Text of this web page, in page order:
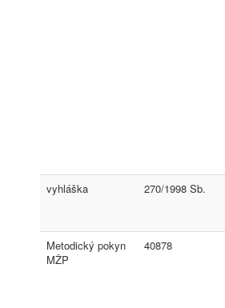
vyhláška
270/1998 Sb.
Metodický pokyn
MŽP
40878